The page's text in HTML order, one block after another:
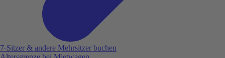
7-Sitzer & andere Mehrsitzer buchen